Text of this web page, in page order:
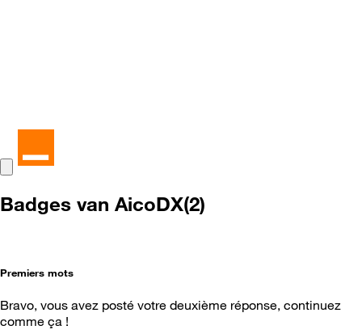
Badges van AicoDX(2)
Premiers mots
Bravo, vous avez posté votre deuxième réponse, continuez
comme ça !